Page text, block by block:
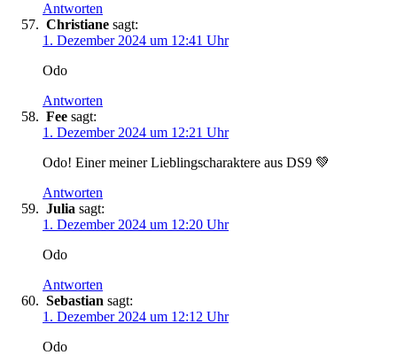
Antworten
Christiane sagt:
1. Dezember 2024 um 12:41 Uhr
Odo
Antworten
Fee sagt:
1. Dezember 2024 um 12:21 Uhr
Odo! Einer meiner Lieblingscharaktere aus DS9 💚
Antworten
Julia sagt:
1. Dezember 2024 um 12:20 Uhr
Odo
Antworten
Sebastian sagt:
1. Dezember 2024 um 12:12 Uhr
Odo